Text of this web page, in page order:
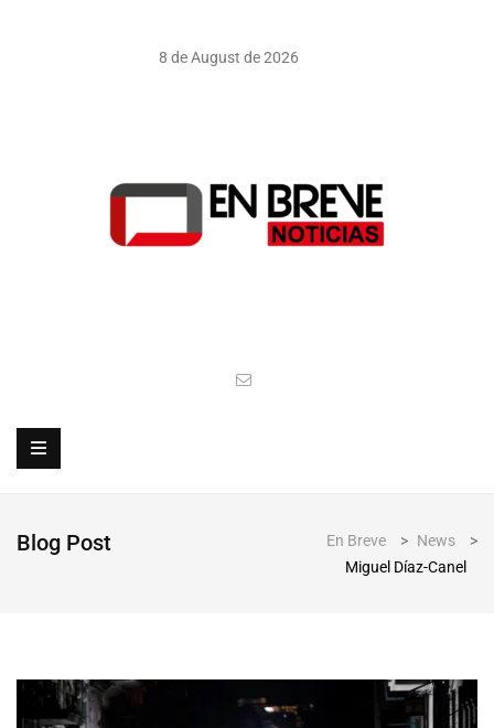
8 de August de 2026
Blog Post En Breve > News
>
Miguel Díaz-Canel